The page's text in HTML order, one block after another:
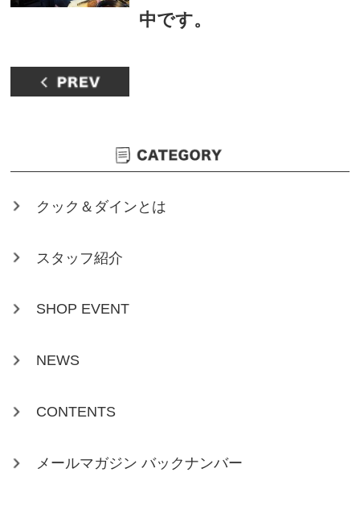
中です。
クック＆ダインとは
スタッフ紹介
SHOP EVENT
NEWS
CONTENTS
メールマガジン バックナンバー